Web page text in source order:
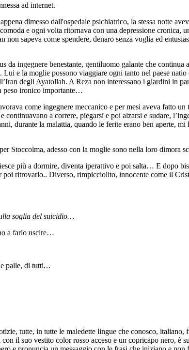
ad internet.
dimesso dall'ospedale psichiatrico, la stessa notte
e ogni volta ritornava con una depressione cronica,
sapeva come spendere, denaro senza voglia ed
ingegnere benestante, gentiluomo galante che continua
e la moglie possono viaggiare ogni tanto nel paese
degli Ayatollah. A Reza non interessano i giardini in
peso ironico importante…
come ingegnere meccanico e per mesi aveva fatto un
a correre, piegarsi e poi alzarsi e sudare,
durante la malattia, quando le ferite erano ben aperte, mi
Stoccolma, adesso con la moglie sono nella loro dimora
più a dormire, diventa iperattivo e poi salta… E dopo
ritrovarlo.. Diverso, rimpicciolito, innocente come il
soglia del suicidio…
a farlo uscire…
palle, di tutti…
tutte, in tutte le maledette lingue che conosco, italiano,
il suo vestito color rosso acceso e un copricapo nero, è